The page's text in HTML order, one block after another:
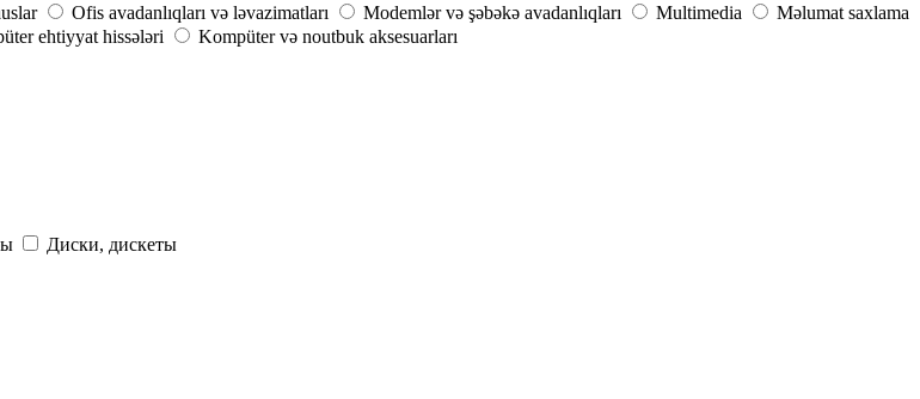
Ofis avadanlıqları və ləvazimatları Modemlər və şəbəkə avadanlıqları Multimedia
Məlumat saxlama
ehtiyyat hissələri
Kompüter və noutbuk aksesuarları
Диски, дискеты